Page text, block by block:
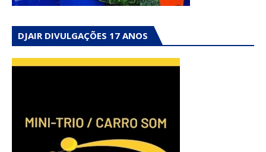
DJAIR DIVULGAÇÕES 17 ANOS